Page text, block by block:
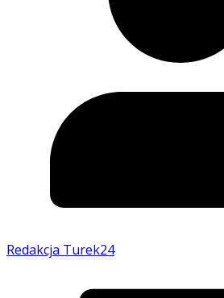
Redakcja Turek24